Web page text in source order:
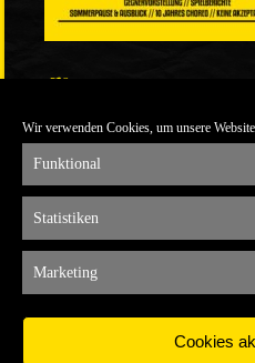
Wir verwenden Cookies, um unsere
Funktional
Statistiken
Marketing
Cookies
ULTRABLOG DER YELLOW
ALEMANNIA VERKAUFT MAN
ARCHIV
ARCHIV